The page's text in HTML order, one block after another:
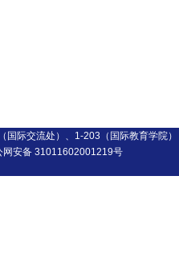
际交流处）、1-203（国际教育学院）
网安备 31011602001219号